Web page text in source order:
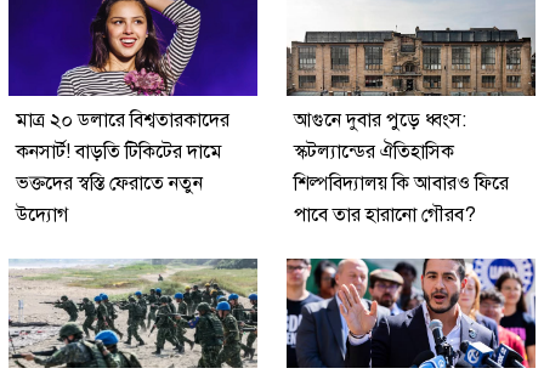
মাত্র ২০ ডলারে বিশ্বতারকাদের
কনসার্ট! বাড়তি টিকিটের দামে
ভক্তদের স্বস্তি ফেরাতে নতুন
উদ্যোগ
আগুনে দুবার পুড়ে ধ্বংস:
স্কটল্যান্ডের ঐতিহাসিক
শিল্পবিদ্যালয় কি আবারও ফিরে
পাবে তার হারানো গৌরব?